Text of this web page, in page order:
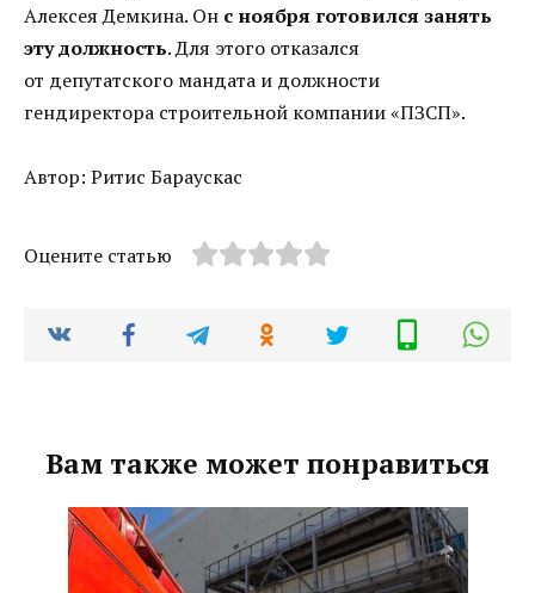
Алексея Демкина. Он с ноября готовился занять
эту должность. Для этого отказался
от депутатского мандата и должности
гендиректора строительной компании «ПЗСП».
Автор: Ритис Бараускас
Оцените статью
Вам также может понравиться